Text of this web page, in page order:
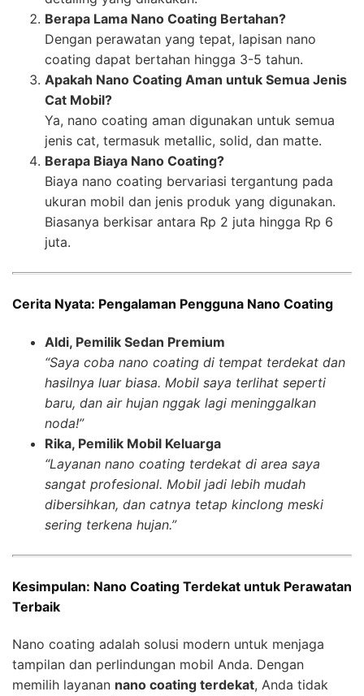
Berapa Lama Nano Coating Bertahan?
Dengan perawatan yang tepat, lapisan nano
coating dapat bertahan hingga 3-5 tahun.
Apakah Nano Coating Aman untuk Semua Jenis
Cat Mobil?
Ya, nano coating aman digunakan untuk semua
jenis cat, termasuk metallic, solid, dan matte.
Berapa Biaya Nano Coating?
Biaya nano coating bervariasi tergantung pada
ukuran mobil dan jenis produk yang digunakan.
Biasanya berkisar antara Rp 2 juta hingga Rp 6
juta.
Cerita Nyata: Pengalaman Pengguna Nano Coating
Aldi, Pemilik Sedan Premium
“Saya coba nano coating di tempat terdekat dan
hasilnya luar biasa. Mobil saya terlihat seperti
baru, dan air hujan nggak lagi meninggalkan
noda!”
Rika, Pemilik Mobil Keluarga
“Layanan nano coating terdekat di area saya
sangat profesional. Mobil jadi lebih mudah
dibersihkan, dan catnya tetap kinclong meski
sering terkena hujan.”
Kesimpulan: Nano Coating Terdekat untuk Perawatan
Terbaik
Nano coating adalah solusi modern untuk menjaga
tampilan dan perlindungan mobil Anda. Dengan
memilih layanan nano coating terdekat, Anda tidak